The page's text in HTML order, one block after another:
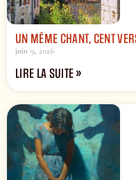
UN MÊME CHANT, CENT
juin 9, 2026
LIRE LA SUITE »